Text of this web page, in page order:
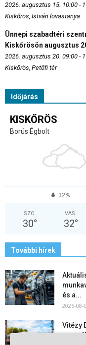
2026. augusztus 15. 10:00 -
Kiskőrös, István lovastanya
Ünnepi szabadtéri
Kiskőrösön augusztus
2026. augusztus 20. 09:00 -
Kiskőrös, Petőfi tér
Időjárás
KISKŐRÖS
Borús Égbolt
32%
SZO
30°
VAS
32°
További hírek
és a...
2026-08-
Vitézy